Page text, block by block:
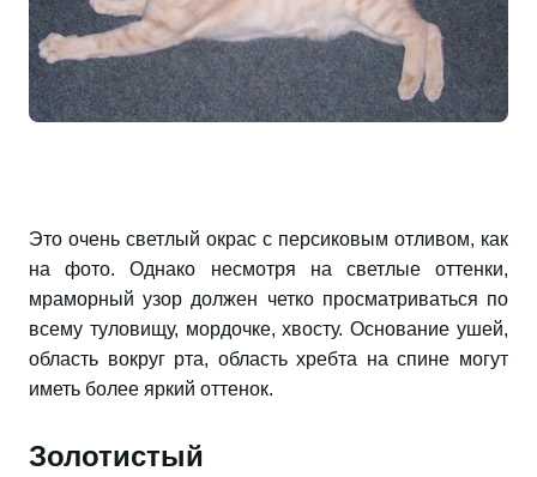
Это очень светлый окрас с персиковым отливом, как
на фото. Однако несмотря на светлые оттенки,
мраморный узор должен четко просматриваться по
всему туловищу, мордочке, хвосту. Основание ушей,
область вокруг рта, область хребта на спине могут
иметь более яркий оттенок.
Золотистый